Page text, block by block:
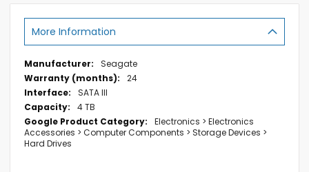
More Information
More
Information
Seagate
24
SATA III
4 TB
Electronics > Electronics
Accessories > Computer Components > Storage Devices >
Hard Drives